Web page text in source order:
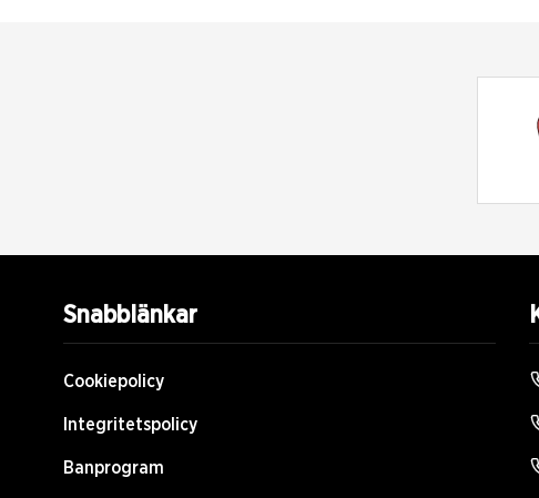
Snabblänkar
Cookiepolicy
Integritetspolicy
Banprogram